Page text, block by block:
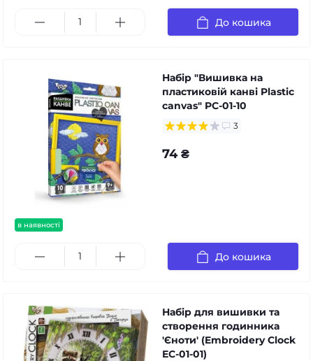
До кошика
в наявності
Набір "Вишивка на
пластиковій канві Plastic
canvas" PC-01-10
3
74 ₴
До кошика
Набір для вишивки та
створення годинника
'Єноти' (Embroidery Clock
ЕС-01-01)